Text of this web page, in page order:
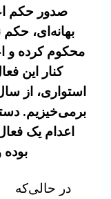
صدور حکم
بهانه‌ای، حکم
محکوم کرده و
کنار این
استواری، از
برمی‌خیزیم.
اعدام یک
بوده
در